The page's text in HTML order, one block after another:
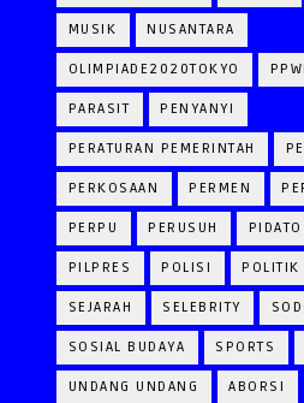
MUSIK NUSANTARA
OLIMPIADE2020TOKYO PPWI
PARASIT PENYANYI
PERATURAN PEMERINTAH
PERKOSAAN PERMEN
PERPU PERUSUH
PILPRES POLISI POLITIK
SEJARAH SELEBRITY
SOSIAL BUDAYA SPORTS
UNDANG UNDANG ABORSI